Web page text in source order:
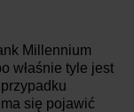
Millennium
właśnie tyle jest
się pojawić